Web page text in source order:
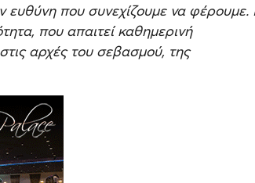
ευθύνη που συνεχίζουμε να φέρουμε.
που απαιτεί καθημερινή
αρχές του σεβασμού, της